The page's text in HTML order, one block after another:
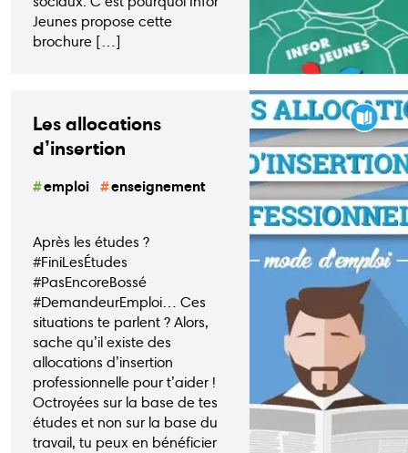
Jeunes propose cette
brochure […]
Les allocations
d’insertion
emploi enseignement
Après les études ?
#FiniLesÉtudes
#PasEncoreBossé
#DemandeurEmploi… Ces
situations te parlent ? Alors,
sache qu’il existe des
allocations d’insertion
professionnelle pour t’aider !
Octroyées sur la base de tes
études et non sur la base du
travail, tu peux en bénéficier